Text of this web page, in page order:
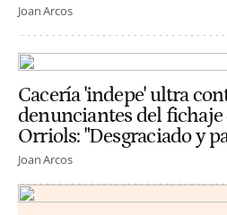
Joan Arcos
Cacería 'indepe' ultra
denunciantes del fichaje
Orriols: "Desgraciado y
Joan Arcos